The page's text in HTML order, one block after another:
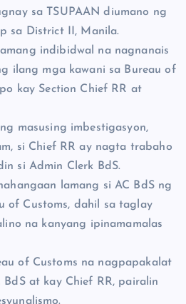
sa TSUPAAN diumano ng
sa District II, Manila.
indibidwal na nagnanais
ilang mga kawani sa Bureau of
kay Section Chief RR at
masusing imbestigasyon,
si Chief RR ay nagta trabaho
si Admin Clerk BdS.
lamang si AC BdS ng
of Customs, dahil sa taglay
na kanyang ipinamamalas
of Customs na nagpapakalat
at kay Chief RR, pairalin